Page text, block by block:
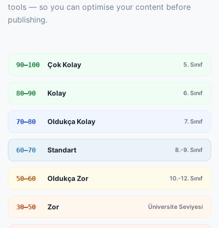
tools — so you can optimise your content before
publishing.
90–100 Çok Kolay 5. Sınıf
80–90 Kolay 6. Sınıf
70–80 Oldukça Kolay 7. Sınıf
60–70 Standart 8.-9. Sınıf
50–60 Oldukça Zor 10.-12. Sınıf
30–50 Zor Üniversite Seviyesi